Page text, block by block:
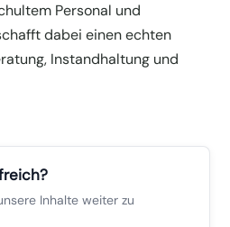
Personal und
dabei einen echten
Instandhaltung und
Inhalte weiter zu